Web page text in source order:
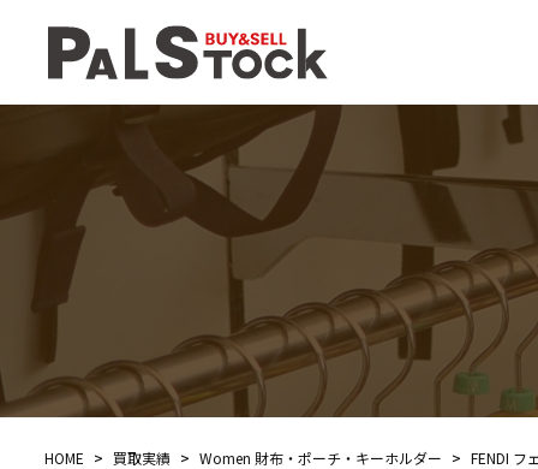
HOME > 買取実績 > Women 財布・ポーチ・キーホルダー > FENDI フ